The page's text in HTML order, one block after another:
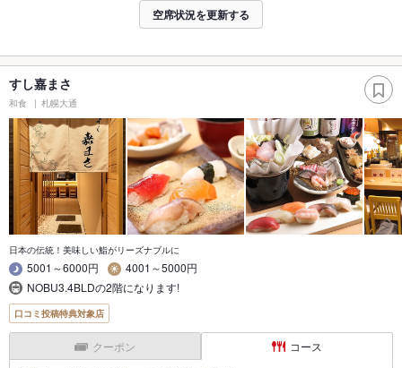
空席状況を更新する
すし嘉まさ
和食 札幌大通
日本の伝統！美味しい鮨がリーズナブルに
5001～6000円
4001～5000円
NOBU3.4BLDの2階になります!
口コミ投稿特典対象店
クーポン コース